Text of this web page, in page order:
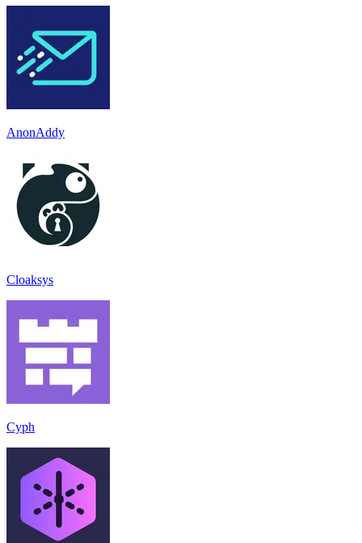
AnonAddy
Cloaksys
Cyph